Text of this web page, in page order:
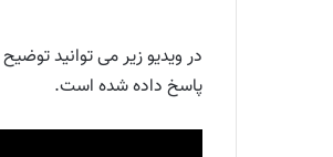
پاسخ داده شده است.